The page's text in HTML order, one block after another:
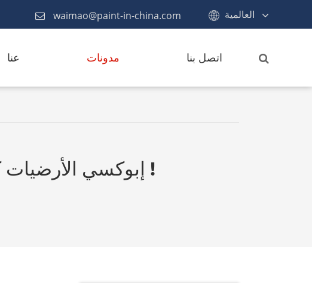
waimao@paint-in-china.com العالمية
عنا مدونات اتصل بنا
إبوكسي الأرضيات كيفية الحصول على جنبا إلى جنب مع الوقت !